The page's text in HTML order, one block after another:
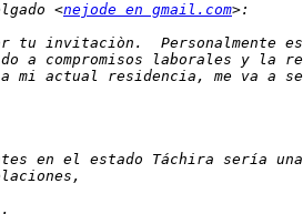
<nejode en gmail.com